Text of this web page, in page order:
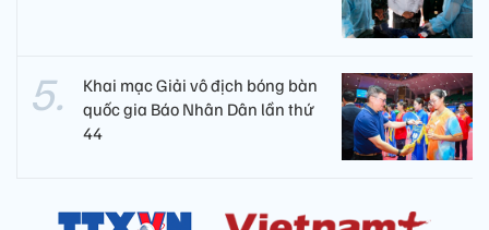
Khai mạc Giải vô địch bóng bàn
quốc gia Báo Nhân Dân lần thứ
44